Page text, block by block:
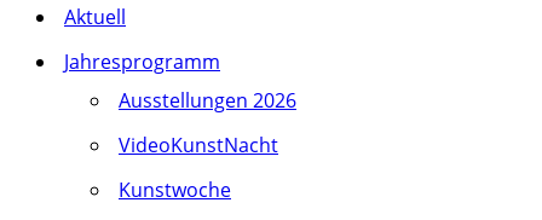
Aktuell
Jahresprogramm
Ausstellungen 2026
VideoKunstNacht
Kunstwoche